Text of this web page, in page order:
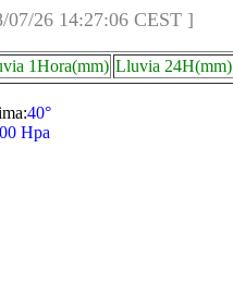
07/26 14:27:06 CEST ]
1Hora(mm) Lluvia 24H(mm)
40°
Hpa